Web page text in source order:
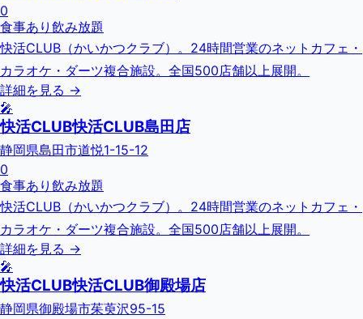
0
食事あり 飲み放題
快活CLUB（かいかつクラブ）。24時間営業のネットカフェ・
カラオケ・ダーツ複合施設。全国500店舗以上展開。
詳細を見る →
🎤
快活CLUB快活CLUB島田店
静岡県島田市道悦1-15-12
0
食事あり 飲み放題
快活CLUB（かいかつクラブ）。24時間営業のネットカフェ・
カラオケ・ダーツ複合施設。全国500店舗以上展開。
詳細を見る →
🎤
快活CLUB快活CLUB御殿場店
静岡県御殿場市茱萸沢95-15